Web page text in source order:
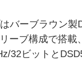
バーブラウン製
ーブ構成で搭載
32ビットと